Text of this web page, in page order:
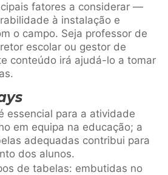
fatores a considerar —
à instalação e
o campo. Seja professor de
escolar ou gestor de
conteúdo irá ajudá-lo a tomar
essencial para a atividade
em equipa na educação; a
adequadas contribui para
dos alunos.
de tabelas: embutidas no